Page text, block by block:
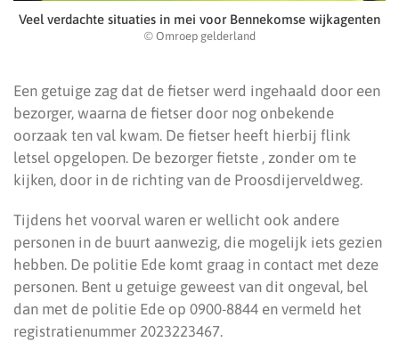
Veel verdachte situaties in mei voor Bennekomse wijkagenten
© Omroep gelderland
Een getuige zag dat de fietser werd ingehaald door een
bezorger, waarna de fietser door nog onbekende
oorzaak ten val kwam. De fietser heeft hierbij flink
letsel opgelopen. De bezorger fietste , zonder om te
kijken, door in de richting van de Proosdijerveldweg.
Tijdens het voorval waren er wellicht ook andere
personen in de buurt aanwezig, die mogelijk iets gezien
hebben. De politie Ede komt graag in contact met deze
personen. Bent u getuige geweest van dit ongeval, bel
dan met de politie Ede op 0900-8844 en vermeld het
registratienummer 2023223467.